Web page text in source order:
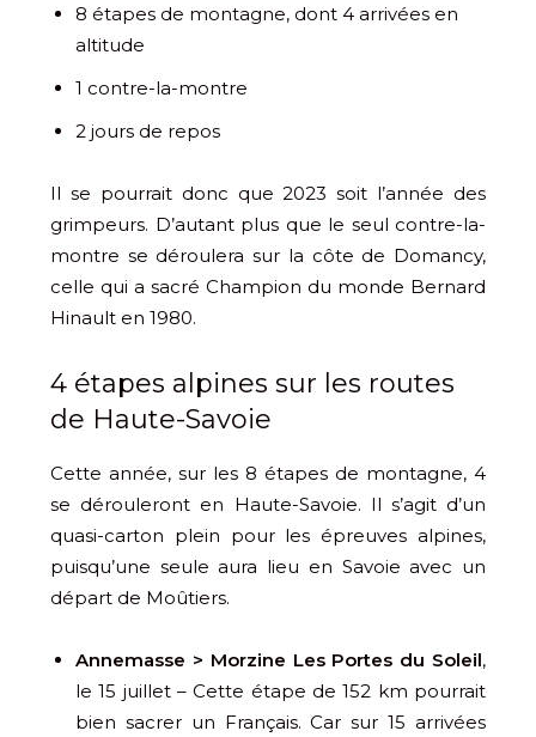
8 étapes de montagne, dont 4 arrivées en
altitude
1 contre-la-montre
2 jours de repos
Il se pourrait donc que 2023 soit l’année des
grimpeurs. D’autant plus que le seul contre-la-
montre se déroulera sur la côte de Domancy,
celle qui a sacré Champion du monde Bernard
Hinault en 1980.
4 étapes alpines sur les routes
de Haute-Savoie
Cette année, sur les 8 étapes de montagne, 4
se dérouleront en Haute-Savoie. Il s’agit d’un
quasi-carton plein pour les épreuves alpines,
puisqu’une seule aura lieu en Savoie avec un
départ de Moûtiers.
Annemasse > Morzine Les Portes du Soleil,
le 15 juillet – Cette étape de 152 km pourrait
bien sacrer un Français. Car sur 15 arrivées